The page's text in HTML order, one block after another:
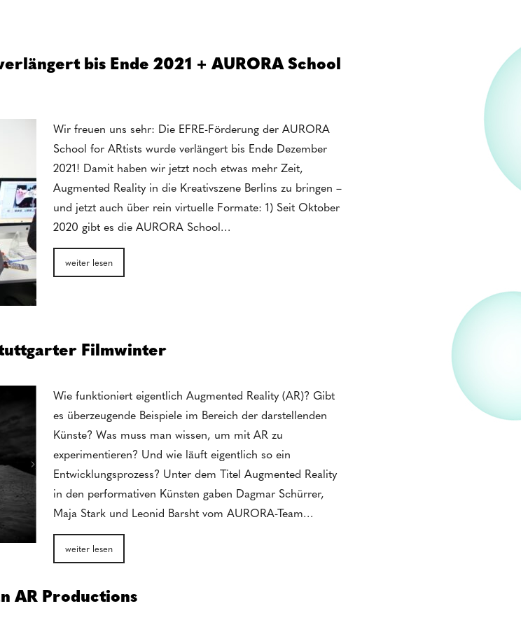
bis Ende 2021 + AURORA School
Wir freuen uns sehr: Die EFRE-Förderung der AURORA
School for ARtists wurde verlängert bis Ende Dezember
2021! Damit haben wir jetzt noch etwas mehr Zeit,
Augmented Reality in die Kreativszene Berlins zu bringen –
und jetzt auch über rein virtuelle Formate: 1) Seit Oktober
2020 gibt es die AURORA School…
weiter lesen
Filmwinter
Wie funktioniert eigentlich Augmented Reality (AR)? Gibt
es überzeugende Beispiele im Bereich der darstellenden
Künste? Was muss man wissen, um mit AR zu
experimentieren? Und wie läuft eigentlich so ein
Entwicklungsprozess? Unter dem Titel Augmented Reality
in den performativen Künsten gaben Dagmar Schürrer,
Maja Stark und Leonid Barsht vom AURORA-Team…
weiter lesen
AR Productions